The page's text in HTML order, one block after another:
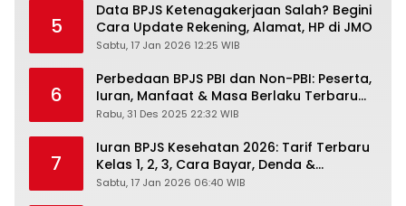
5
Data BPJS Ketenagakerjaan Salah? Begini
Cara Update Rekening, Alamat, HP di JMO
Sabtu, 17 Jan 2026 12:25 WIB
6
Perbedaan BPJS PBI dan Non-PBI: Peserta,
Iuran, Manfaat & Masa Berlaku Terbaru
2026
Rabu, 31 Des 2025 22:32 WIB
7
Iuran BPJS Kesehatan 2026: Tarif Terbaru
Kelas 1, 2, 3, Cara Bayar, Denda &
Panduan Lengkap Peserta JKN-KIS
Sabtu, 17 Jan 2026 06:40 WIB